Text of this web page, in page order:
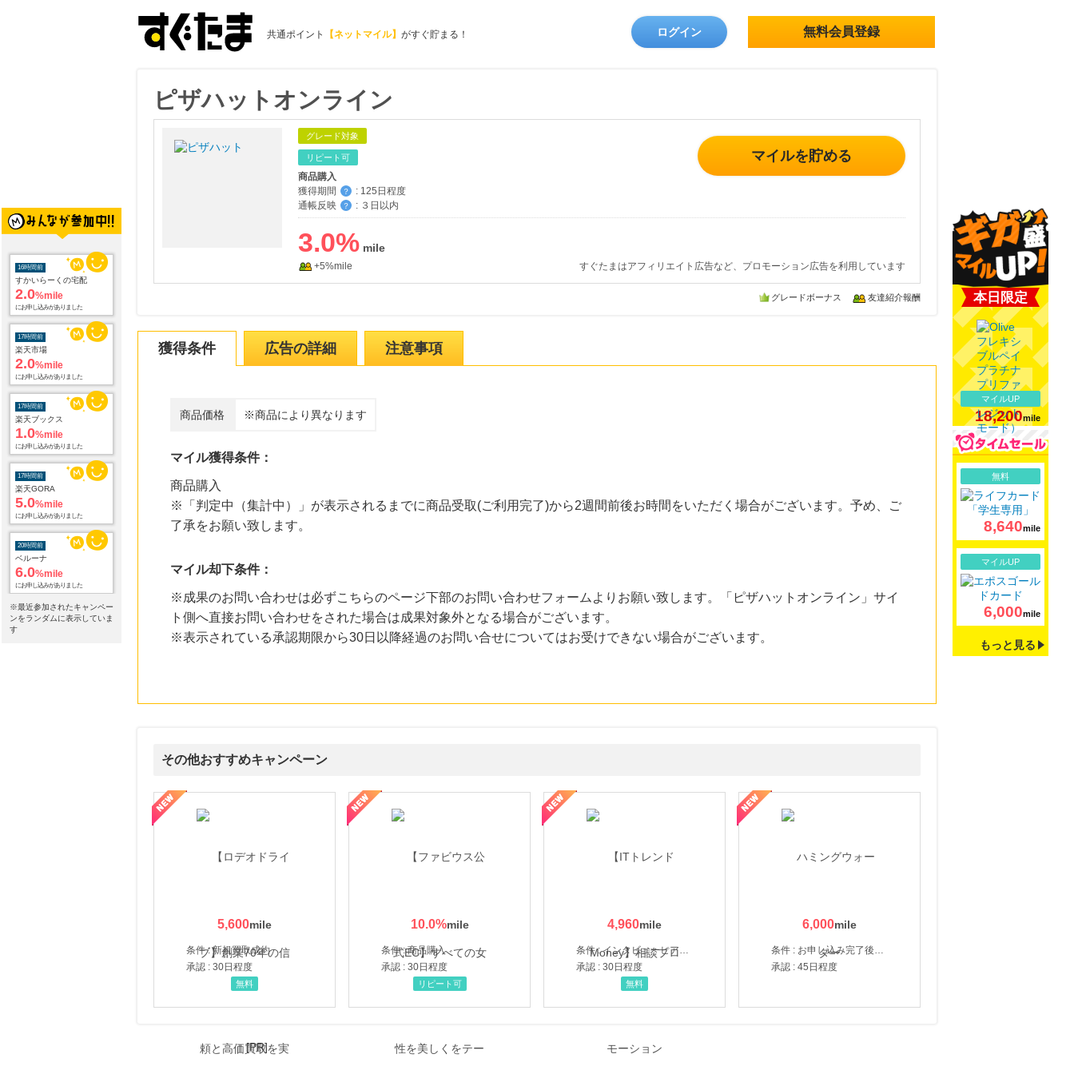
共通ポイント 【ネットマイル】 がすぐ貯まる！ ログイン 無料会員登録
すかいらーくの宅配
2.0%mile
にお申し込みがありました
楽天市場
2.0%mile
にお申し込みがありました
楽天ブックス
1.0%mile
にお申し込みがありました
楽天GORA
5.0%mile
にお申し込みがありました
ベルーナ
6.0%mile
にお申し込みがありました
アテニア【アイ エクストラ セラム セット】
1,496
※最近参加されたキャンペー
ンをランダムに表示していま
す
ピザハットオンライン
グレード対象
リピート可
商品購入
獲得期間
？ : 125日程度
通帳反映
？ : ３日以内
マイルを貯める
3.0%
+5%mile すぐたまはアフィリエイト広告など、プロモーション広告を利用しています
グレードボーナス 友達紹介報酬
獲得条件 広告の詳細 注意事項
商品価格 ※商品により異なります
マイル獲得条件：
商品購入
※「判定中（集計中）」が表示されるまでに商品受取(ご利用完了)から2週間前後お時間をいただく場合がございます。予め、ご
了承をお願い致します。
マイル却下条件：
※成果のお問い合わせは必ずこちらのページ下部のお問い合わせフォームよりお願い致します。「ピザハットオンライン」サイ
ト側へ直接お問い合わせをされた場合は成果対象外となる場合がございます。
※表示されている承認期限から30日以降経過のお問い合せについてはお受けできない場合がございます。
その他おすすめキャンペーン
5,600
条件 : 新規買取成約
承認 : 30日程度
無料
10.0%
条件 : 商品購入
承認 : 30日程度
くをテーマにした商品で女性の美を応援しています
リピート可
4,960
条件 : インタビューヒアリング完了
承認 : 30日程度
【ITトレンドMoney】相談プロモーション
無料
6,000
条件 : お申し込み完了後、決済登録完了と1ヶ月以内のサーバー初回設置。
承認 : 45日程度
ハミングウォーター【販売代理店】
本日限定
マイルUP
18,200mile
無料
8,640mile
マイルUP
6,000mile
もっと見る
[PR]